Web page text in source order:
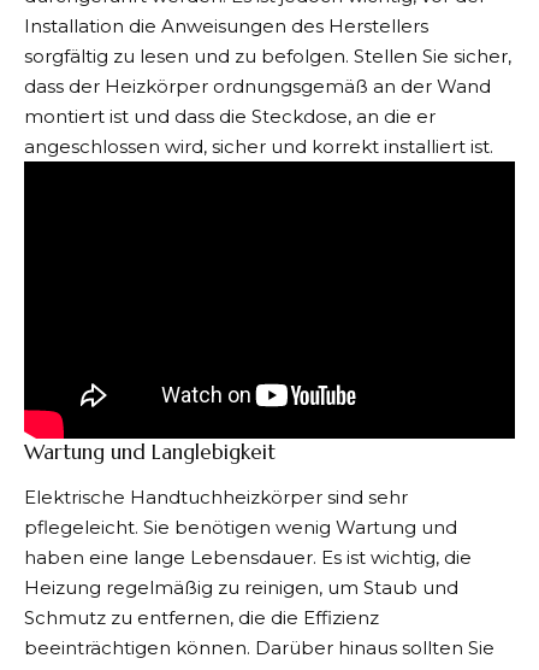
Installation die Anweisungen des Herstellers
sorgfältig zu lesen und zu befolgen. Stellen Sie sicher,
dass der Heizkörper ordnungsgemäß an der Wand
montiert ist und dass die Steckdose, an die er
angeschlossen wird, sicher und korrekt installiert ist.
Wartung und Langlebigkeit
Elektrische Handtuchheizkörper sind sehr
pflegeleicht. Sie benötigen wenig Wartung und
haben eine lange Lebensdauer. Es ist wichtig, die
Heizung regelmäßig zu reinigen, um Staub und
Schmutz zu entfernen, die die Effizienz
beeinträchtigen können. Darüber hinaus sollten Sie